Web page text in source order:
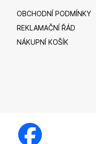
OBCHODNÍ PODMÍNKY
REKLAMAČNÍ ŘÁD
NÁKUPNÍ KOŠÍK